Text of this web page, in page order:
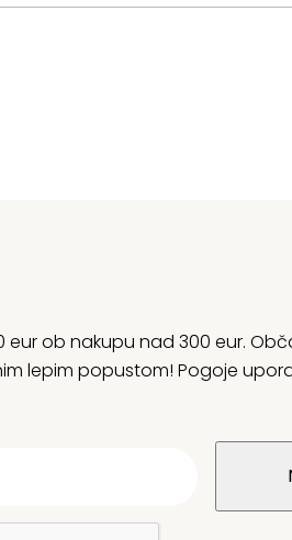
eur ob nakupu nad 300 eur.
lepim popustom! Pogoje